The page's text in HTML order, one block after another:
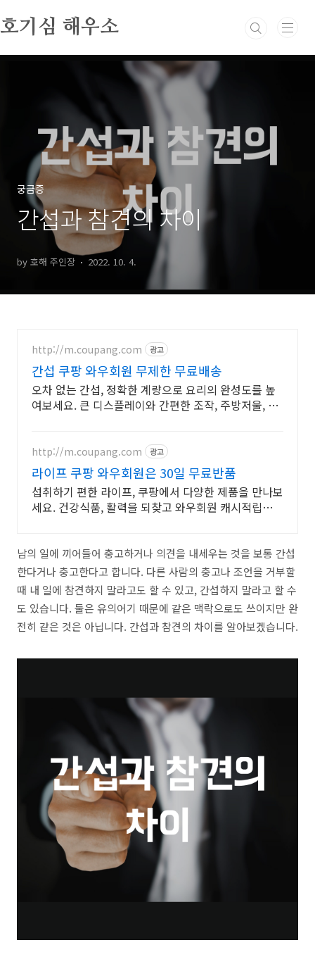
호기심 해우소
궁금증
간섭과 참견의 차이
by 호해 주인장 2022. 10. 4.
http://m.coupang.com 광고
간섭 쿠팡 와우회원 무제한 무료배송
오차 없는 간섭, 정확한 계량으로 요리의 완성도를 높
여보세요. 큰 디스플레이와 간편한 조작, 주방저울, 요
http://m.coupang.com 광고
라이프 쿠팡 와우회원은 30일 무료반품
섭취하기 편한 라이프, 쿠팡에서 다양한 제품을 만나보
세요. 건강식품, 활력을 되찾고 와우회원 캐시적립도
남의 일에 끼어들어 충고하거나 의견을 내세우는 것을 보통 간섭
한다거나 충고한다고 합니다. 다른 사람의 충고나 조언을 거부할
때 내 일에 참견하지 말라고도 할 수 있고, 간섭하지 말라고 할 수
도 있습니다. 둘은 유의어기 때문에 같은 맥락으로도 쓰이지만 완
전히 같은 것은 아닙니다. 간섭과 참견의 차이를 알아보겠습니다.